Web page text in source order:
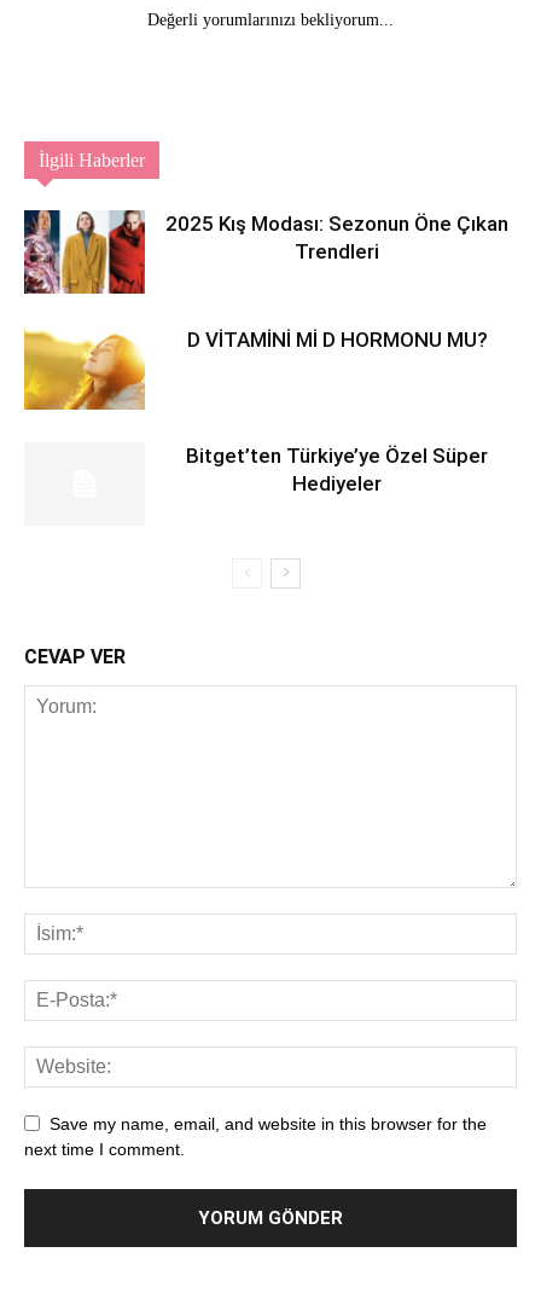
Değerli yorumlarınızı bekliyorum...
İlgili Haberler
2025 Kış Modası: Sezonun Öne Çıkan
Trendleri
D VİTAMİNİ Mİ D HORMONU MU?
Bitget’ten Türkiye’ye Özel Süper
Hediyeler
CEVAP VER
Save my name, email, and website in this browser for the
next time I comment.